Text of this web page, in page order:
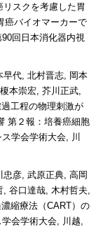
スクを考慮した胃
癌バイオマーカーで
回日本消化器内視
代, 北村晋志, 岡本
本崇宏, 芥川正武,
工程の物理刺激が
第２報：培養癌細胞
学会学術大会, 川
彦, 武原正典, 高岡
谷口達哉, 木村哲夫,
縮療法（CART）の
会学術大会, 川越,